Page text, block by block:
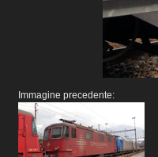
Immagine precedente: